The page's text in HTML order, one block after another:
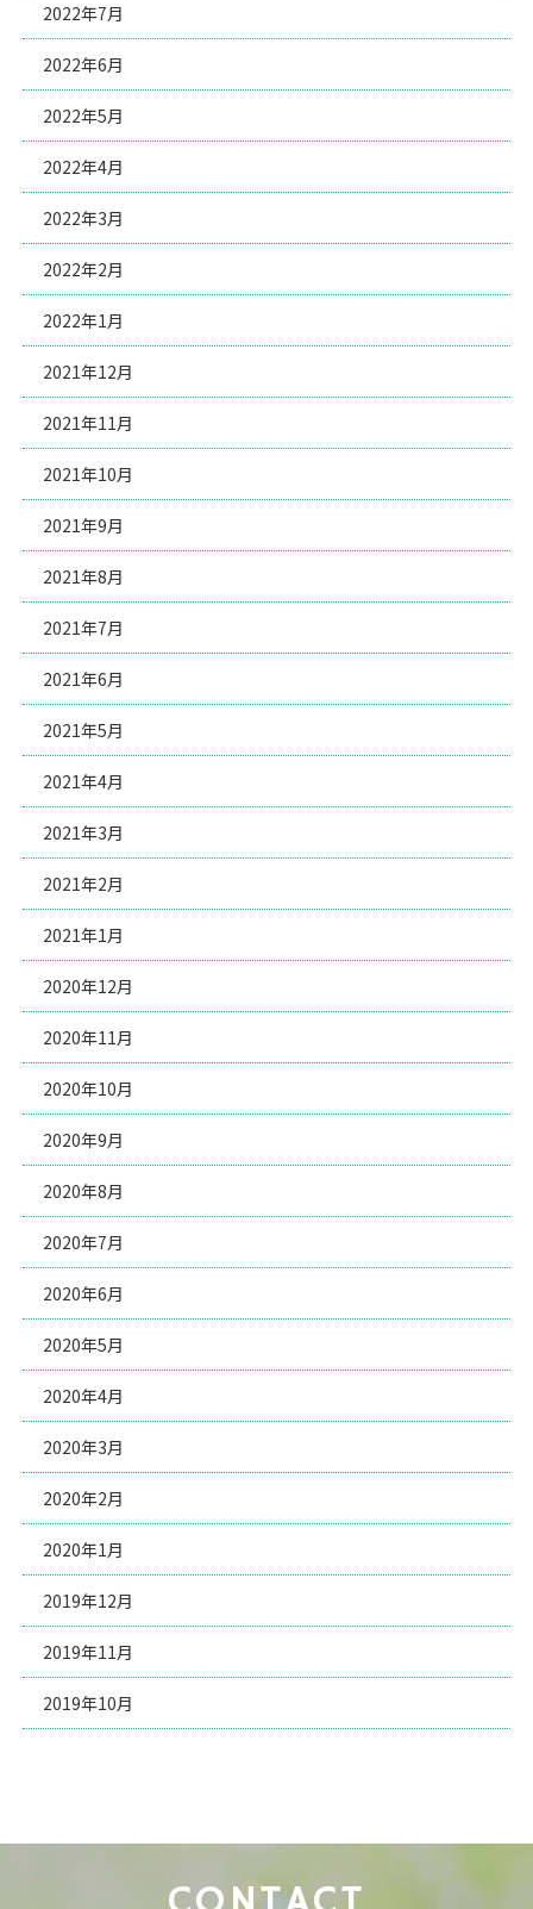
2022年7月
2022年6月
2022年5月
2022年4月
2022年3月
2022年2月
2022年1月
2021年12月
2021年11月
2021年10月
2021年9月
2021年8月
2021年7月
2021年6月
2021年5月
2021年4月
2021年3月
2021年2月
2021年1月
2020年12月
2020年11月
2020年10月
2020年9月
2020年8月
2020年7月
2020年6月
2020年5月
2020年4月
2020年3月
2020年2月
2020年1月
2019年12月
2019年11月
2019年10月